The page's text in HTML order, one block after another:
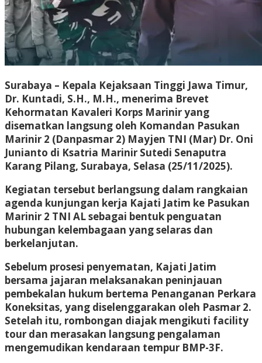
Surabaya – Kepala Kejaksaan Tinggi Jawa Timur,
Dr. Kuntadi, S.H., M.H., menerima Brevet
Kehormatan Kavaleri Korps Marinir yang
disematkan langsung oleh Komandan Pasukan
Marinir 2 (Danpasmar 2) Mayjen TNI (Mar) Dr. Oni
Junianto di Ksatria Marinir Sutedi Senaputra
Karang Pilang, Surabaya, Selasa (25/11/2025).
Kegiatan tersebut berlangsung dalam rangkaian
agenda kunjungan kerja Kajati Jatim ke Pasukan
Marinir 2 TNI AL sebagai bentuk penguatan
hubungan kelembagaan yang selaras dan
berkelanjutan.
Sebelum prosesi penyematan, Kajati Jatim
bersama jajaran melaksanakan peninjauan
pembekalan hukum bertema Penanganan Perkara
Koneksitas, yang diselenggarakan oleh Pasmar 2.
Setelah itu, rombongan diajak mengikuti facility
tour dan merasakan langsung pengalaman
mengemudikan kendaraan tempur BMP-3F.